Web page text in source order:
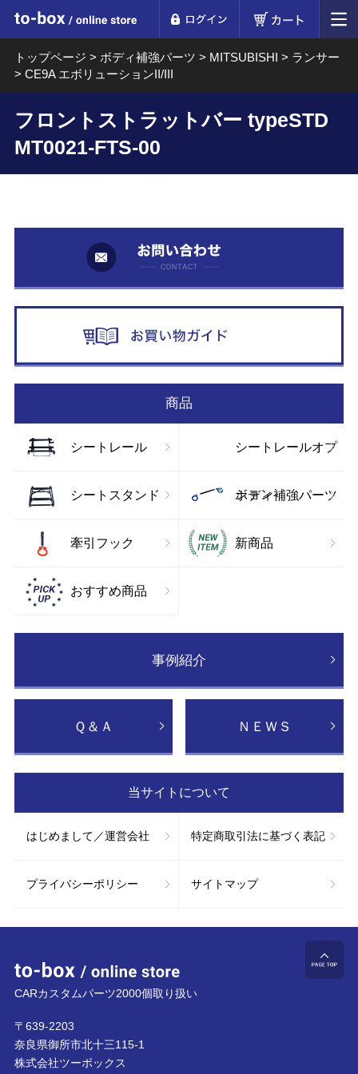
to-box online store
トップページ > ボディ補強パーツ > MITSUBISHI > ランサー
> CE9A エボリューションII/III
フロントストラットバー typeSTD
MT0021-FTS-00
商品
シートレール シートレールオプ
ション
シートスタンド ボディ補強パーツ
牽引フック 新商品
おすすめ商品
事例紹介
Ｑ＆Ａ ＮＥＷＳ
当サイトについて
はじめまして／運営会社 特定商取引法に基づく表記
プライバシーポリシー サイトマップ
to-box online store
CARカスタムパーツ2000個取り扱い
〒639-2203
奈良県御所市北十三115-1
株式会社ツーボックス